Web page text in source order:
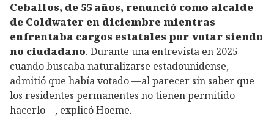
Ceballos, de 55 años, renunció como alcalde
de Coldwater en diciembre mientras
enfrentaba cargos estatales por votar siendo
no ciudadano. Durante una entrevista en 2025
cuando buscaba naturalizarse estadounidense,
admitió que había votado —al parecer sin saber que
los residentes permanentes no tienen permitido
hacerlo—, explicó Hoeme.